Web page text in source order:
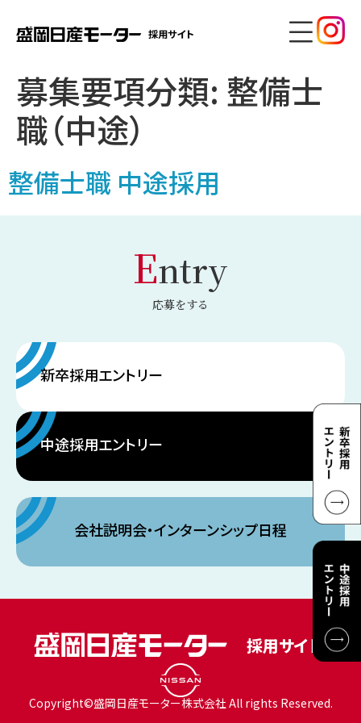
募集要項分類: 整備士
職（中途）
整備士職 中途採用
Entry
応募をする
新卒採用エントリー
中途採用エントリー
会社説明会・インターンシップ日程
Copyright©盛岡日産モーター株式会社 All rights Reserved.